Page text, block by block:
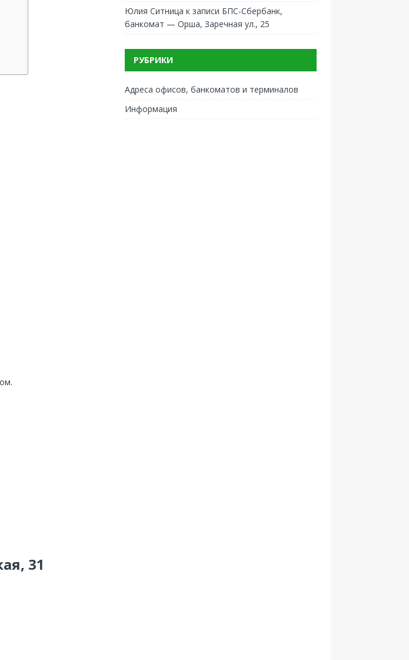
31
Юлия Ситница к записи БПС-Сбербанк,
банкомат — Орша, Заречная ул., 25
РУБРИКИ
Адреса офисов, банкоматов и терминалов
Информация